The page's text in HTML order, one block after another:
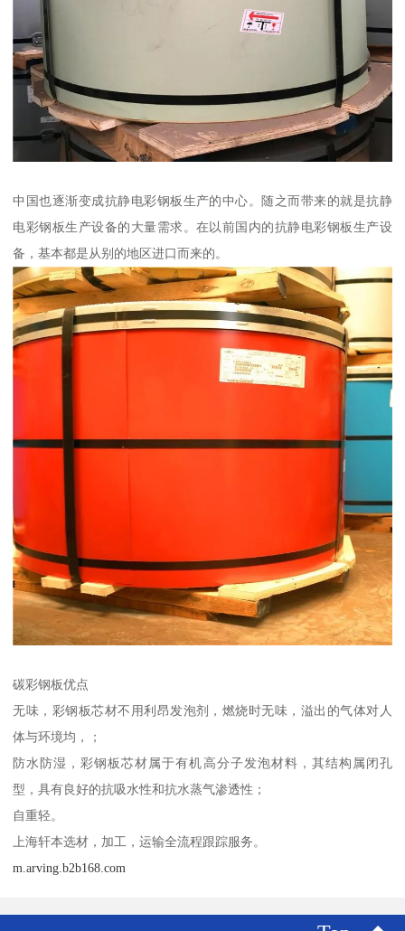
中国也逐渐变成抗静电彩钢板生产的中心。随之而带来的就是抗静
电彩钢板生产设备的大量需求。在以前国内的抗静电彩钢板生产设
备，基本都是从别的地区进口而来的。
碳彩钢板优点
无味，彩钢板芯材不用利昂发泡剂，燃烧时无味，溢出的气体对人
体与环境均，；
防水防湿，彩钢板芯材属于有机高分子发泡材料，其结构属闭孔
型，具有良好的抗吸水性和抗水蒸气渗透性；
自重轻。
上海轩本选材，加工，运输全流程跟踪服务。
m.arving.b2b168.com